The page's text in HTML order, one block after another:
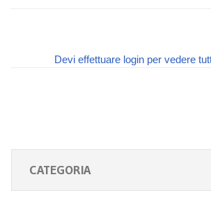
Devi effettuare login per vedere
CATEGORIA